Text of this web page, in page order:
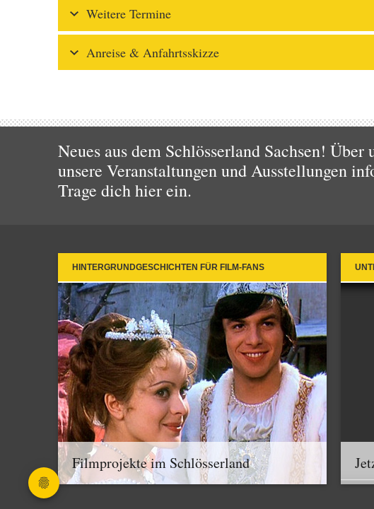
Weitere Termine
Anreise & Anfahrtsskizze
Neues aus dem Schlösserland Sachsen!
unsere Veranstaltungen und Ausstellungen
Trage dich hier ein.
HINTERGRUNDGESCHICHTEN FÜR FILM-FANS
Filmprojekte im Schlösserland